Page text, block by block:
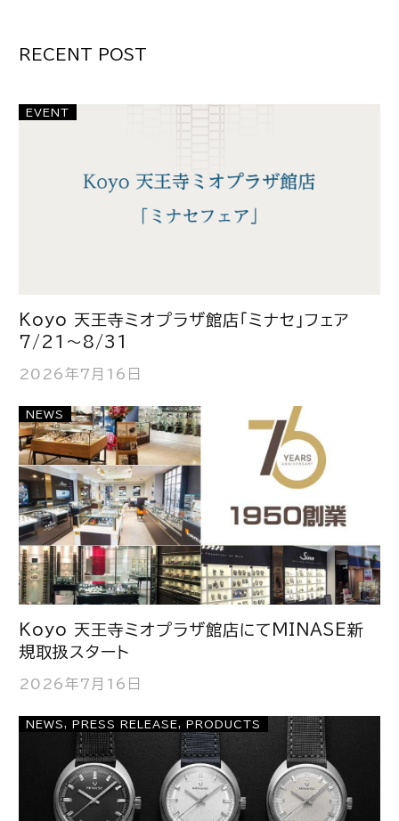
RECENT POST
EVENT
Koyo 天王寺ミオプラザ館店「ミナセ」フェア
7/21～8/31
2026年7月16日
NEWS
Koyo 天王寺ミオプラザ館店にてMINASE新
規取扱スタート
2026年7月16日
NEWS, PRESS RELEASE, PRODUCTS